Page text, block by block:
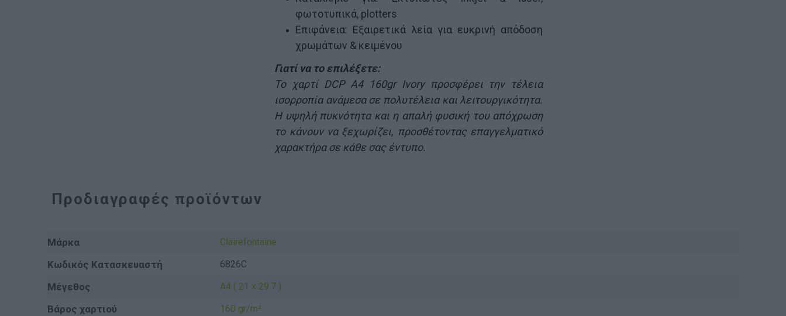
φωτοτυπικά, plotters
Επιφάνεια: Εξαιρετικά λεία για ευκρινή απόδοση
χρωμάτων & κειμένου
Γιατί να το επιλέξετε:
Το χαρτί DCP A4 160gr Ivory προσφέρει την τέλεια
ισορροπία ανάμεσα σε πολυτέλεια και λειτουργικότητα.
Η υψηλή πυκνότητα και η απαλή φυσική του απόχρωση
το κάνουν να ξεχωρίζει, προσθέτοντας επαγγελματικό
χαρακτήρα σε κάθε σας έντυπο.
Προδιαγραφές προϊόντων
Μάρκα Clairefontaine
Κωδικός Κατασκευαστή 6826C
Μέγεθος A4 ( 21 x 29.7 )
Βάρος χαρτιού 160 gr/m²